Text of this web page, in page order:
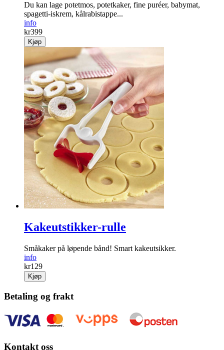
Du kan lage potetmos, potetkaker, fine puréer, babymat,
spagetti-iskrem, kålrabistappe...
info
kr399
Kjøp
Kakeutstikker-rulle
Småkaker på løpende bånd! Smart kakeutsikker.
info
kr129
Kjøp
Betaling og frakt
Kontakt oss